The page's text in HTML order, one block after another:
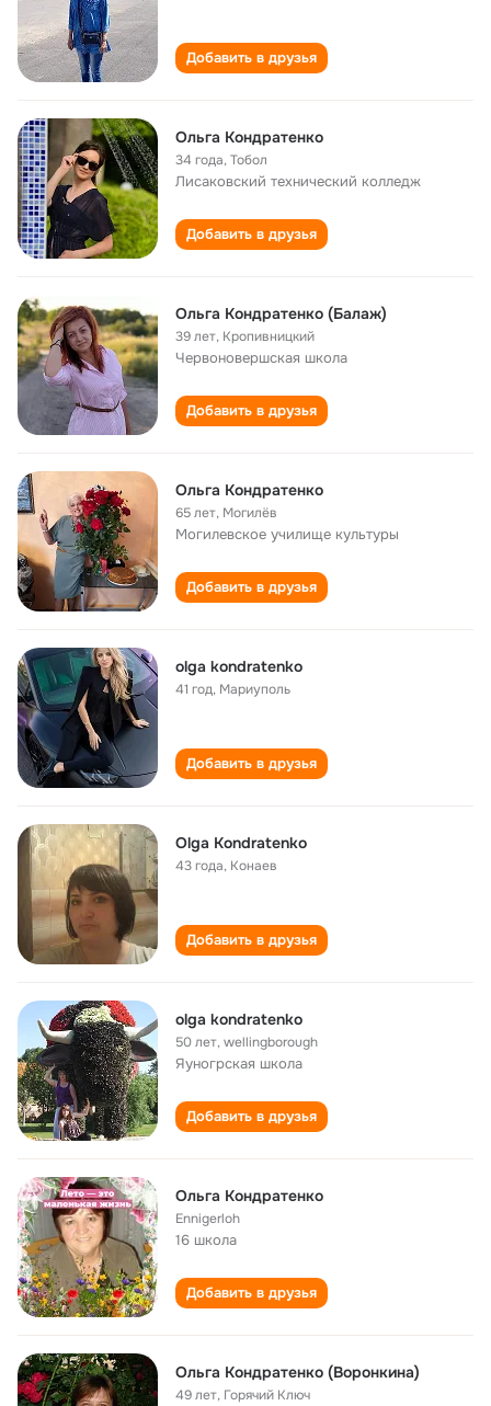
Добавить в друзья
Ольга Кондратенко
34 года,Тобол
Лисаковский технический колледж
Добавить в друзья
Ольга Кондратенко (Балаж)
39 лет, Кропивницкий
Червоновершская школа
Добавить в друзья
Ольга Кондратенко
65 лет, Могилёв
Могилевское училище культуры
Добавить в друзья
olga kondratenko
41 год, Мариуполь
Добавить в друзья
Olga Kondratenko
43 года, Конаев
Добавить в друзья
olga kondratenko
50 лет,wellingborough
Яуногрская школа
Добавить в друзья
Ольга Кондратенко
Ennigerloh
16 школа
Добавить в друзья
Ольга Кондратенко (Воронкина)
49 лет, Горячий Ключ